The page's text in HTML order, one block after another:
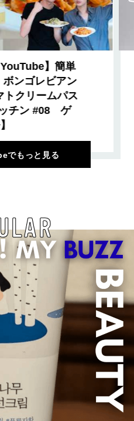
YouTube】簡単
ンゴレビアン
トクリームパス
チン #08 ゲ
でもっと見る